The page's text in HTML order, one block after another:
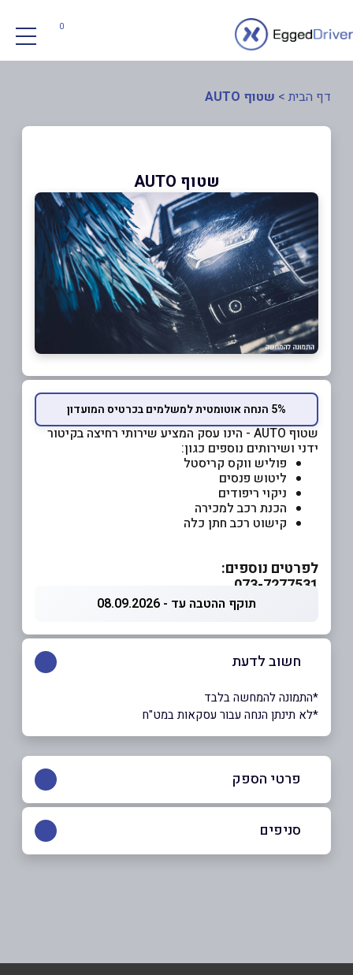
0
דף הבית > שטוף AUTO
שטוף AUTO
5% הנחה אוטומטית למשלמים בכרטיס המועדון
שטוף AUTO - הינו עסק המציע שירותי רחיצה בקיטור
ידני ושירותים נוספים כגון:
פוליש ווקס קריסטל
ליטוש פנסים
ניקוי ריפודים
הכנת רכב למכירה
קישוט רכב חתן כלה
לפרטים נוספים:
073-7277531
תוקף ההטבה עד - 08.09.2026
חשוב לדעת
*התמונה להמחשה בלבד
*לא תינתן הנחה עבור עסקאות במט"ח
פרטי הספק
סניפים